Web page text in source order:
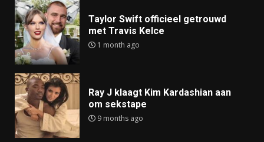
Taylor Swift officieel getrouwd
met Travis Kelce
1 month ago
Ray J klaagt Kim Kardashian aan
om sekstape
9 months ago